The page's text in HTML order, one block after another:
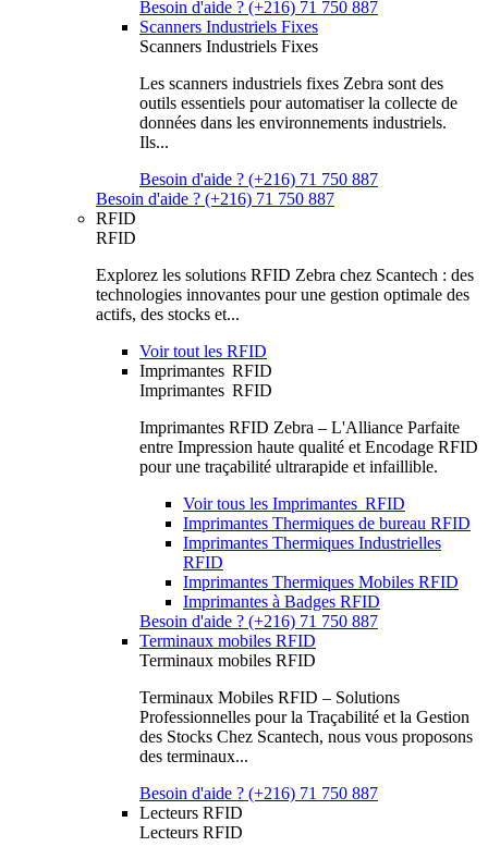
Besoin d'aide ? (+216) 71 750 887
Scanners Industriels Fixes
Scanners Industriels Fixes
Les scanners industriels fixes Zebra sont des
outils essentiels pour automatiser la collecte de
données dans les environnements industriels.
Ils...
Besoin d'aide ? (+216) 71 750 887
Besoin d'aide ? (+216) 71 750 887
RFID
RFID
Explorez les solutions RFID Zebra chez Scantech : des
technologies innovantes pour une gestion optimale des
actifs, des stocks et...
Voir tout les RFID
Imprimantes RFID
Imprimantes RFID
Imprimantes RFID Zebra – L'Alliance Parfaite
entre Impression haute qualité et Encodage RFID
pour une traçabilité ultrarapide et infaillible.
Voir tous les Imprimantes RFID
Imprimantes Thermiques de bureau RFID
Imprimantes Thermiques Industrielles
RFID
Imprimantes Thermiques Mobiles RFID
Imprimantes à Badges RFID
Besoin d'aide ? (+216) 71 750 887
Terminaux mobiles RFID
Terminaux mobiles RFID
Terminaux Mobiles RFID – Solutions
Professionnelles pour la Traçabilité et la Gestion
des Stocks Chez Scantech, nous vous proposons
des terminaux...
Besoin d'aide ? (+216) 71 750 887
Lecteurs RFID
Lecteurs RFID